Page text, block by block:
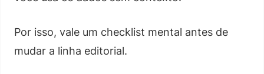
Por isso, vale um checklist mental antes de
mudar a linha editorial.